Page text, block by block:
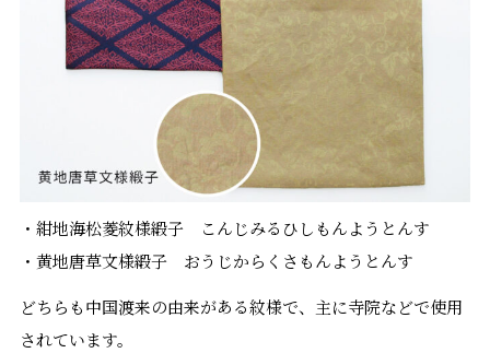
・紺地海松菱紋様緞子 こんじみるひしもんようとんす
・黄地唐草文様緞子 おうじからくさもんようとんす
どちらも中国渡来の由来がある紋様で、主に寺院などで使用
されています。